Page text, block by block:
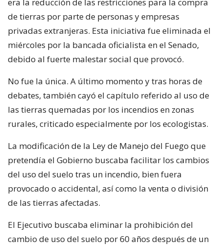
de tierras por parte de personas y empresas
privadas extranjeras. Esta iniciativa fue eliminada el
miércoles por la bancada oficialista en el Senado,
debido al fuerte malestar social que provocó.
No fue la única. A último momento y tras horas de
debates, también cayó el capítulo referido al uso de
las tierras quemadas por los incendios en zonas
rurales, criticado especialmente por los ecologistas.
La modificación de la Ley de Manejo del Fuego que
pretendía el Gobierno buscaba facilitar los cambios
del uso del suelo tras un incendio, bien fuera
provocado o accidental, así como la venta o división
de las tierras afectadas.
El Ejecutivo buscaba eliminar la prohibición del
cambio de uso del suelo por 60 años después de un